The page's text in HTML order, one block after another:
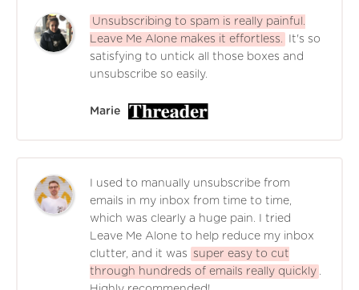
Unsubscribing to spam is really painful.
Leave Me Alone makes it effortless.
It's so
satisfying to untick all those boxes and
unsubscribe so easily.
Marie
I used to manually unsubscribe from
emails in my inbox from time to time,
which was clearly a huge pain. I tried
Leave Me Alone to help reduce my inbox
clutter, and it was
super easy to cut
through hundreds of emails really quickly .